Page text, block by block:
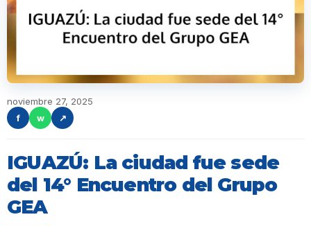
noviembre 27, 2025
f
w ↗
IGUAZÚ: La ciudad fue sede
del 14° Encuentro del Grupo
GEA